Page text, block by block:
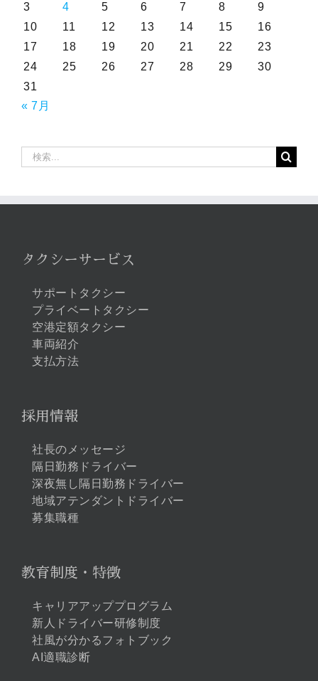
3
4 5 6 7 8
9
10
11 12 13 14 15
16
17
18 19 20 21 22
23
24
25 26 27 28 29
30
31
« 7月
タクシーサービス
サポートタクシー
プライベートタクシー
空港定額タクシー
車両紹介
支払方法
採用情報
社長のメッセージ
隔日勤務ドライバー
深夜無し隔日勤務ドライバー
地域アテンダントドライバー
募集職種
教育制度・特徴
キャリアアッププログラム
新人ドライバー研修制度
社風が分かるフォトブック
AI適職診断